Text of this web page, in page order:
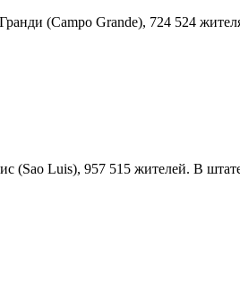
(Campo Grande), 724 524
(Sao Luis), 957 515 жителей. В